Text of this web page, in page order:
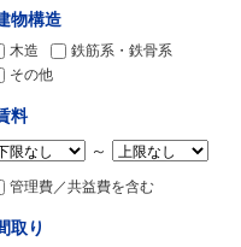
物構造
木造
鉄筋系・鉄骨系
その他
料
～
管理費／共益費を含む
取り